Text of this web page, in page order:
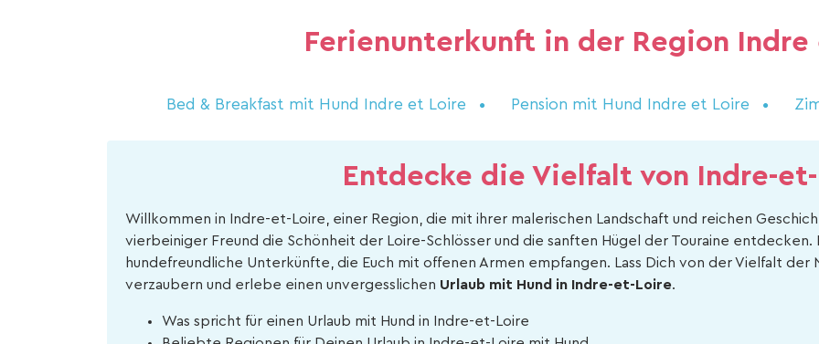
Ferienunterkunft in der Region
Bed & Breakfast mit Hund Indre et Loire Pension mit Hund Indre et Loire
Entdecke die Vielfalt von Indre-
Willkommen in Indre-et-Loire, einer Region, die mit ihrer malerischen Landschaft und reichen
vierbeiniger Freund die Schönheit der Loire-Schlösser und die sanften Hügel der Touraine
hundefreundliche Unterkünfte, die Euch mit offenen Armen empfangen. Lass Dich von der Vielfalt der
verzaubern und erlebe einen unvergesslichen Urlaub mit Hund in Indre-et-Loire.
Was spricht für einen Urlaub mit Hund in Indre-et-Loire